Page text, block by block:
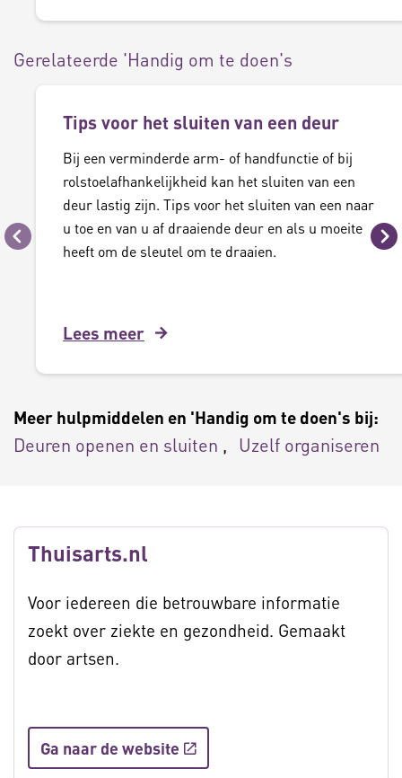
Gerelateerde 'Handig om te doen's
Vorige
Tips voor het sluiten van een deur
Bij een verminderde arm- of handfunctie of bij
rolstoelafhankelijkheid kan het sluiten van een
deur lastig zijn. Tips voor het sluiten van een naar
u toe en van u af draaiende deur en als u moeite
heeft om de sleutel om te draaien.
Lees meer
Meer hulpmiddelen en 'Handig om te doen's bij:
Deuren openen en sluiten Uzelf organiseren
Thuisarts.nl
Voor iedereen die betrouwbare informatie
zoekt over ziekte en gezondheid. Gemaakt
door artsen.
Ga naar de website